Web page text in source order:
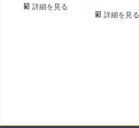
詳細を見る
詳細を見る